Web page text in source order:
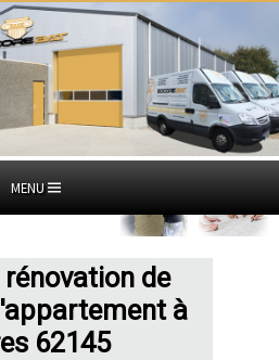
MENU
de
à
62145